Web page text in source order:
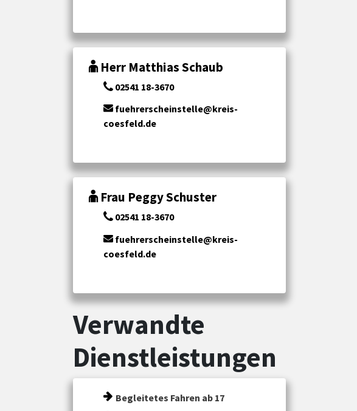
Herr Matthias Schaub
02541 18-3670
fuehrerscheinstelle@kreis-
coesfeld.de
Frau Peggy Schuster
02541 18-3670
fuehrerscheinstelle@kreis-
coesfeld.de
Verwandte
Dienstleistungen
Begleitetes Fahren ab 17